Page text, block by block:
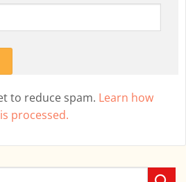
to reduce spam. Learn how
processed.